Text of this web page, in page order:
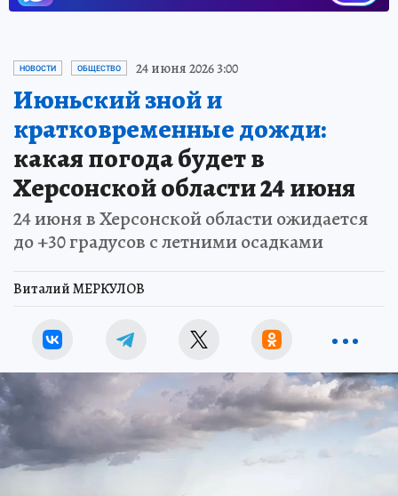
НОВОСТИ ОБЩЕСТВО 24 июня 2026 3:00
Июньский зной и
кратковременные дожди:
какая погода будет в
Херсонской области 24 июня
24 июня в Херсонской области ожидается
до +30 градусов с летними осадками
Виталий МЕРКУЛОВ